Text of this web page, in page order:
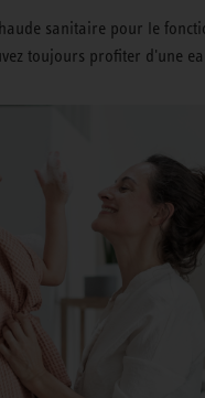
sanitaire pour le
toujours profiter d'une